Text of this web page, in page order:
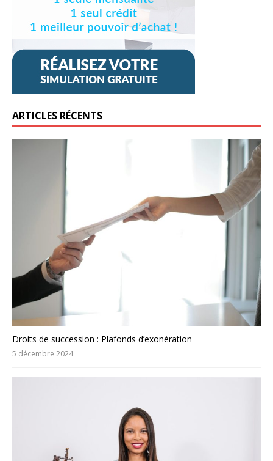
ARTICLES RÉCENTS
Droits de succession : Plafonds d’exonération
5 décembre 2024